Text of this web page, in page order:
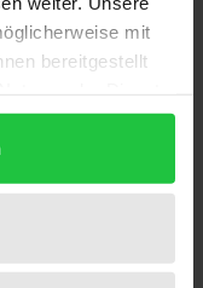
mit
bereitgestellt
und
in den Staaten
zu
Stand der